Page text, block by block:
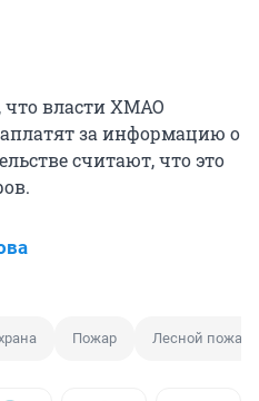
что власти ХМАО
за информацию о
считают, что это
Пожар Лесной пожар